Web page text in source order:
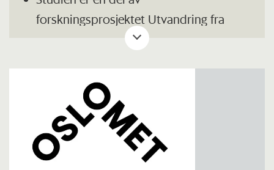
forskningsprosjektet Utvandring fra
Norge (EXITNORWAY)
I dette prosjektet skal forskere se på
utflytting fra Norge og konsekvensene
av dette.
Forskerne undersøker hva som
kjennetegner utvandrerne, hvorfor de